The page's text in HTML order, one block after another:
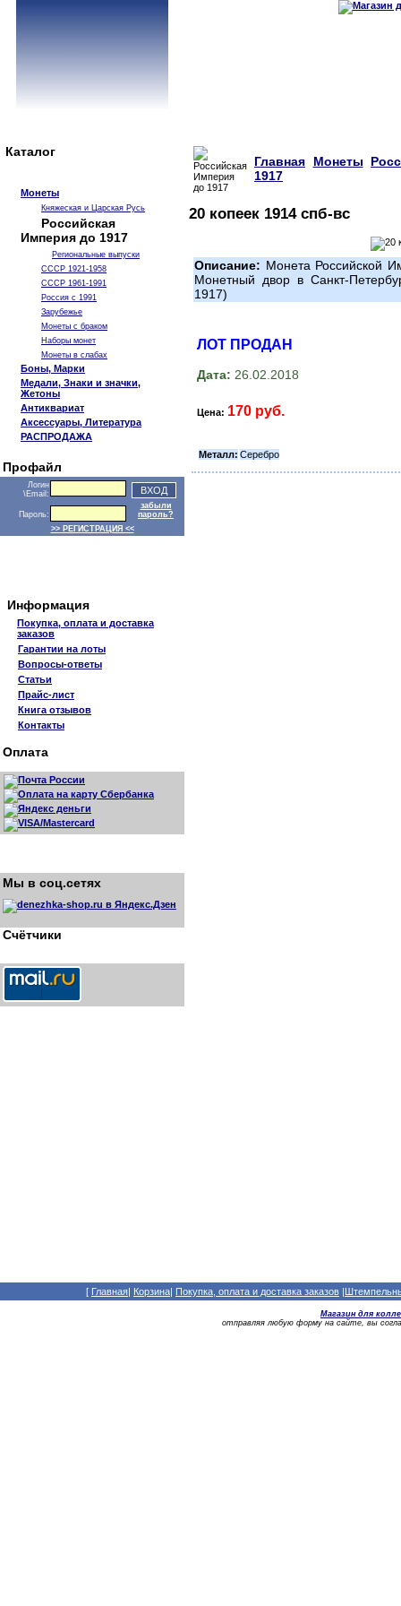
Каталог
Монеты
Княжеская и Царская Русь
Российская
Империя до 1917
Региональные выпуски
СССР 1921-1958
СССР 1961-1991
Россия с 1991
Зарубежье
Монеты с браком
Наборы монет
Монеты в слабах
Боны, Марки
Медали, Знаки и значки,
Жетоны
Антиквариат
Аксессуары, Литература
РАСПРОДАЖА
Профайл
Логин
\Email:
Пароль:
забыли
пароль?
>> РЕГИСТРАЦИЯ <<
Информация
Покупка, оплата и доставка
заказов
Гарантии на лоты
Вопросы-ответы
Статьи
Прайс-лист
Книга отзывов
Контакты
Оплата
Мы в соц.сетях
Счётчики
Главная Монеты
1917
20 копеек 1914 спб-вс
Описание: Монета Российской
Монетный двор в Санкт-
1917)
ЛОТ ПРОДАН
Дата: 26.02.2018
Цена: 170 руб.
Металл: Серебро
[ Главная| Корзина| Покупка, оплата и доставка заказов |
Магазин для
отправляя любую форму на сайте, вы